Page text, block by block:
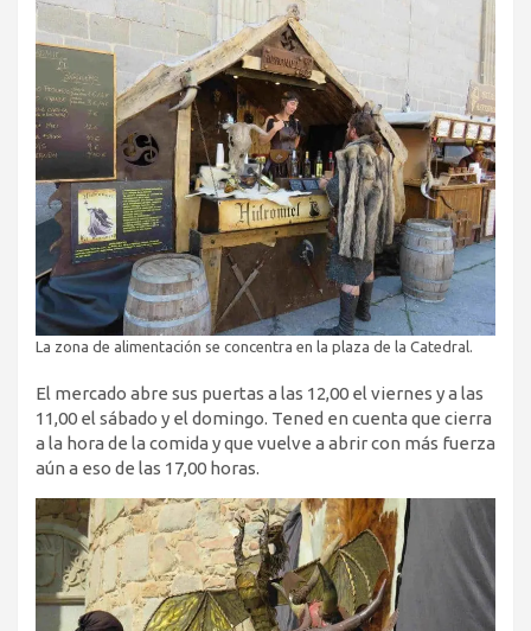
La zona de alimentación se concentra en la plaza de la Catedral.
El mercado abre sus puertas a las 12,00 el viernes y a las
11,00 el sábado y el domingo. Tened en cuenta que cierra
a la hora de la comida y que vuelve a abrir con más fuerza
aún a eso de las 17,00 horas.